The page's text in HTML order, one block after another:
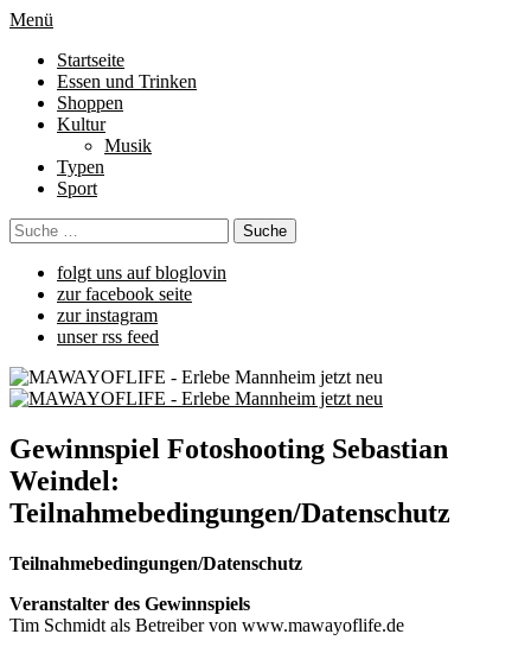
Menü
Startseite
Essen und Trinken
Shoppen
Kultur
Musik
Typen
Sport
folgt uns auf bloglovin
zur facebook seite
zur instagram
unser rss feed
Gewinnspiel Fotoshooting Sebastian
Weindel:
Teilnahmebedingungen/Datenschutz
Teilnahmebedingungen/Datenschutz
Veranstalter des Gewinnspiels
Tim Schmidt als Betreiber von www.mawayoflife.de